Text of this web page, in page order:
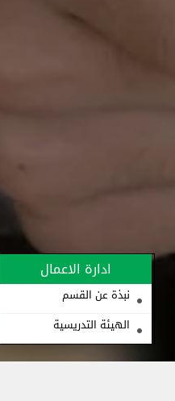
ادارة الاعمال
نبذة عن القسم
الهيئة التدريسية